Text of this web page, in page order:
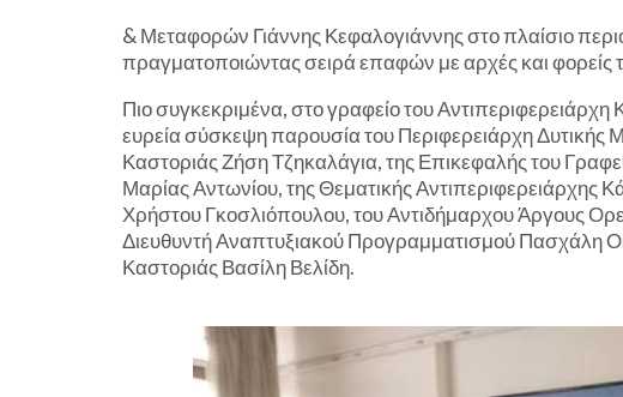
& Μεταφορών Γιάννης Κεφαλογιάννης στο πλαίσιο
πραγματοποιώντας σειρά επαφών με αρχές και φορείς
Πιο συγκεκριμένα, στο γραφείο του
ευρεία σύσκεψη παρουσία του Περιφερειάρχη Δυτικής
Καστοριάς Ζήση Τζηκαλάγια, της Επικεφαλής του
Μαρίας Αντωνίου, της Θεματικής Αντιπεριφερειάρχης
Χρήστου Γκοσλιόπουλου, του Αντιδήμαρχου Άργους
Διευθυντή Αναπτυξιακού Προγραμματισμού Πασχάλη
Καστοριάς Βασίλη Βελίδη.